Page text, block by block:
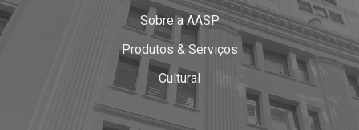
Sobre a AASP
Produtos & Serviços
Cultural